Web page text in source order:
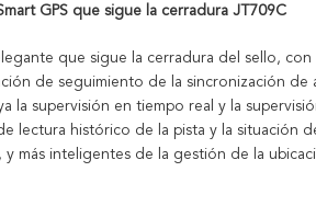
GPS que sigue la cerradura JT709C
que sigue la cerradura del sello,
de seguimiento de la sincronización
la supervisión en tiempo real y la
lectura histórico de la pista y la situación
y más inteligentes de la gestión de la